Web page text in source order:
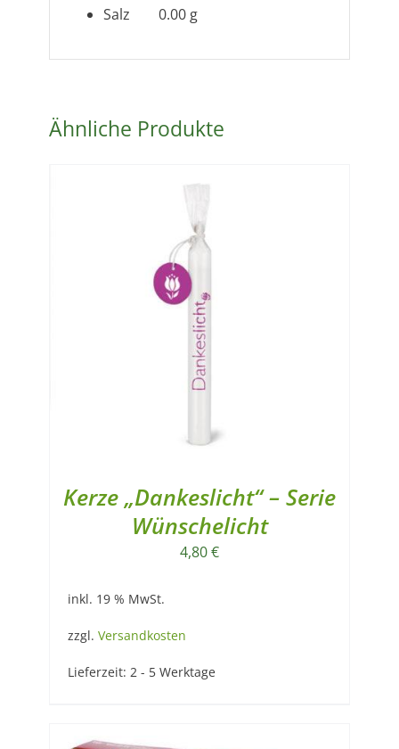
Salz 0.00 g
Ähnliche Produkte
Kerze „Dankeslicht“ – Serie
Wünschelicht
4,80€
inkl. 19 % MwSt.
zzgl. Versandkosten
Lieferzeit: 2 - 5 Werktage